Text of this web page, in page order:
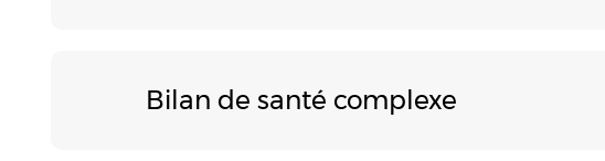
Bilan de santé complexe